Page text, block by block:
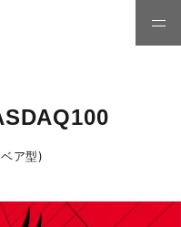
ア型)